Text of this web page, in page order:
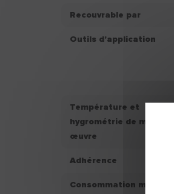
Recouvrable par
Outils d'application
Température et
hygrométrie de mise en
œuvre
Adhérence
Consommation moyenne